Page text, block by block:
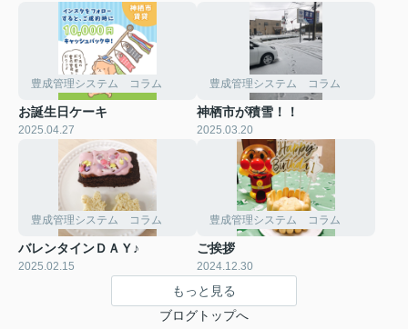
豊成管理システム コラム
お誕生日ケーキ
2025.04.27
豊成管理システム コラム
神栖市が積雪！！
2025.03.20
豊成管理システム コラム
バレンタインＤＡＹ♪
2025.02.15
豊成管理システム コラム
ご挨拶
2024.12.30
もっと見る
ブログトップへ